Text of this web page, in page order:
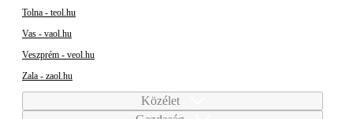
Tolna - teol.hu
Vas - vaol.hu
Veszprém - veol.hu
Zala - zaol.hu
Közélet